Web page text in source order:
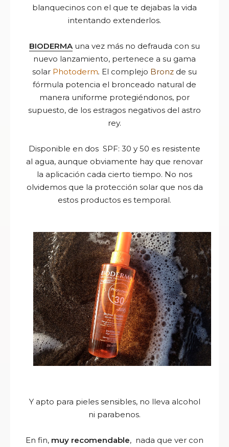
blanquecinos con el que te dejabas la vida
intentando extenderlos.
BIODERMA una vez más no defrauda con su
nuevo lanzamiento, pertenece a su gama
solar Photoderm. El complejo Bronz de su
fórmula potencia el bronceado natural de
manera uniforme protegiéndonos, por
supuesto, de los estragos negativos del astro
rey.
Disponible en dos SPF: 30 y 50 es resistente
al agua, aunque obviamente hay que renovar
la aplicación cada cierto tiempo. No nos
olvidemos que la protección solar que nos da
estos productos es temporal.
Y apto para pieles sensibles, no lleva alcohol
ni parabenos.
En fin, muy recomendable, nada que ver con